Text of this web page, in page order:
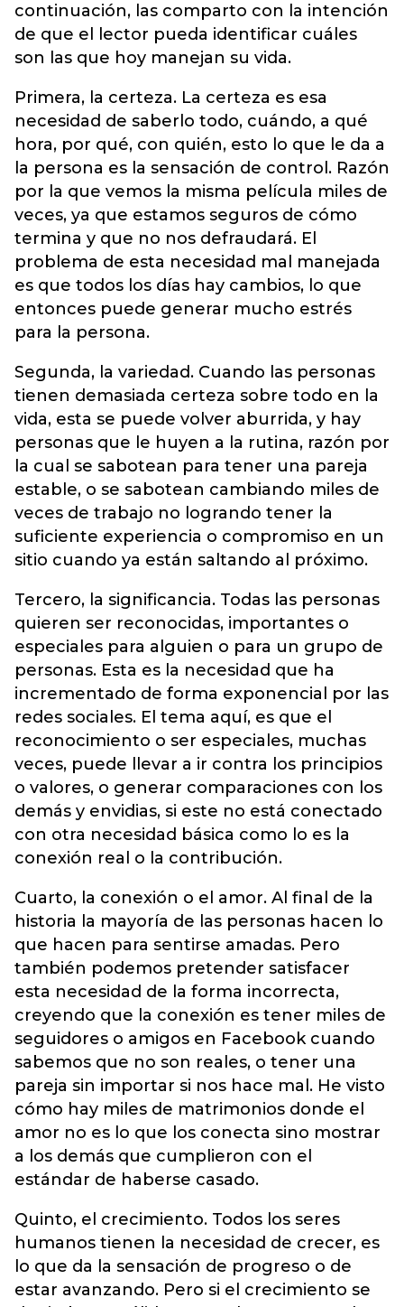
continuación, las comparto con la intención
de que el lector pueda identificar cuáles
son las que hoy manejan su vida.
Primera, la certeza. La certeza es esa
necesidad de saberlo todo, cuándo, a qué
hora, por qué, con quién, esto lo que le da a
la persona es la sensación de control. Razón
por la que vemos la misma película miles de
veces, ya que estamos seguros de cómo
termina y que no nos defraudará. El
problema de esta necesidad mal manejada
es que todos los días hay cambios, lo que
entonces puede generar mucho estrés
para la persona.
Segunda, la variedad. Cuando las personas
tienen demasiada certeza sobre todo en la
vida, esta se puede volver aburrida, y hay
personas que le huyen a la rutina, razón por
la cual se sabotean para tener una pareja
estable, o se sabotean cambiando miles de
veces de trabajo no logrando tener la
suficiente experiencia o compromiso en un
sitio cuando ya están saltando al próximo.
Tercero, la significancia. Todas las personas
quieren ser reconocidas, importantes o
especiales para alguien o para un grupo de
personas. Esta es la necesidad que ha
incrementado de forma exponencial por las
redes sociales. El tema aquí, es que el
reconocimiento o ser especiales, muchas
veces, puede llevar a ir contra los principios
o valores, o generar comparaciones con los
demás y envidias, si este no está conectado
con otra necesidad básica como lo es la
conexión real o la contribución.
Cuarto, la conexión o el amor. Al final de la
historia la mayoría de las personas hacen lo
que hacen para sentirse amadas. Pero
también podemos pretender satisfacer
esta necesidad de la forma incorrecta,
creyendo que la conexión es tener miles de
seguidores o amigos en Facebook cuando
sabemos que no son reales, o tener una
pareja sin importar si nos hace mal. He visto
cómo hay miles de matrimonios donde el
amor no es lo que los conecta sino mostrar
a los demás que cumplieron con el
estándar de haberse casado.
Quinto, el crecimiento. Todos los seres
humanos tienen la necesidad de crecer, es
lo que da la sensación de progreso o de
estar avanzando. Pero si el crecimiento se